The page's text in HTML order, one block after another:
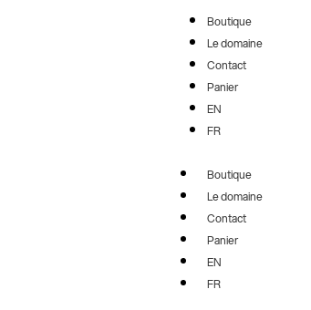
Boutique
Le domaine
Contact
Panier
EN
FR
Boutique
Le domaine
Contact
Panier
EN
FR